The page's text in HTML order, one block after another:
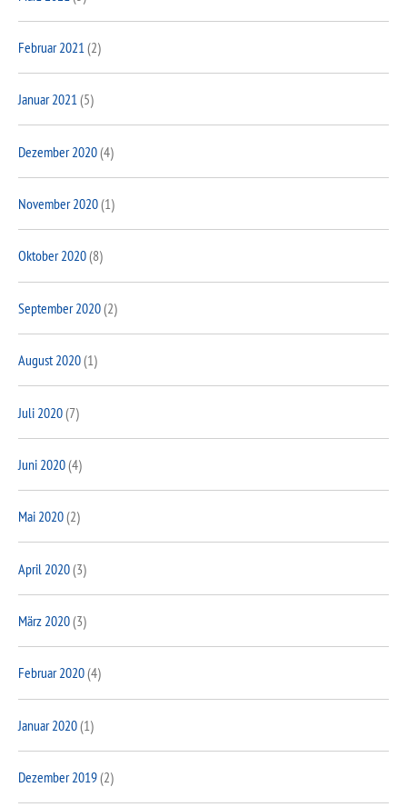
Februar 2021 (2)
Januar 2021(5)
Dezember 2020(4)
November 2020(1)
Oktober 2020(8)
September 2020(2)
August 2020(1)
Juli 2020(7)
Juni 2020(4)
Mai 2020(2)
April 2020(3)
März 2020(3)
Februar 2020(4)
Januar 2020(1)
Dezember 2019(2)